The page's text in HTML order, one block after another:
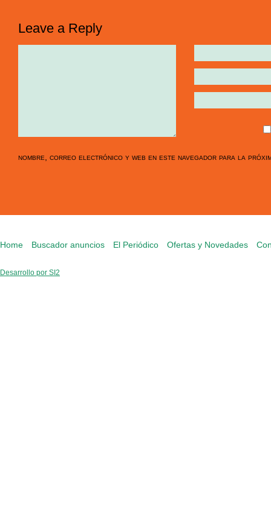
Leave a Reply
nombre, correo electrónico y web en este navegador para la
Home Buscador anuncios El Periódico Ofertas y Novedades
Desarrollo por SI2